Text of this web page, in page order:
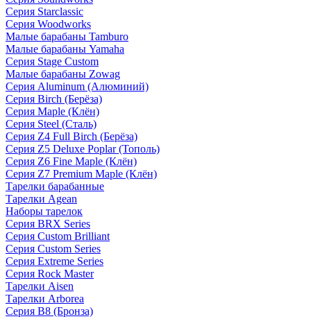
Серия Starclassic
Серия Woodworks
Малые барабаны Tamburo
Малые барабаны Yamaha
Серия Stage Custom
Малые барабаны Zowag
Серия Aluminum (Алюминий)
Серия Birch (Берёза)
Серия Maple (Клён)
Серия Steel (Сталь)
Серия Z4 Full Birch (Берёза)
Серия Z5 Deluxe Poplar (Тополь)
Серия Z6 Fine Maple (Клён)
Серия Z7 Premium Maple (Клён)
Тарелки барабанные
Тарелки Agean
Наборы тарелок
Серия BRX Series
Серия Custom Brilliant
Серия Custom Series
Серия Extreme Series
Серия Rock Master
Тарелки Aisen
Тарелки Arborea
Серия B8 (Бронза)